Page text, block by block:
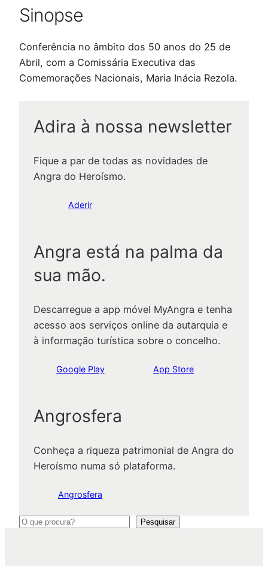
Sinopse
Conferência no âmbito dos 50 anos do 25 de
Abril, com a Comissária Executiva das
Comemorações Nacionais, Maria Inácia Rezola.
Adira à nossa newsletter
Fique a par de todas as novidades de
Angra do Heroísmo.
Aderir
Angra está na palma da
sua mão.
Descarregue a app móvel MyAngra e tenha
acesso aos serviços online da autarquia e
à informação turística sobre o concelho.
Google Play App Store
Angrosfera
Conheça a riqueza patrimonial de Angra do
Heroísmo numa só plataforma.
Angrosfera
P
Pesquisar